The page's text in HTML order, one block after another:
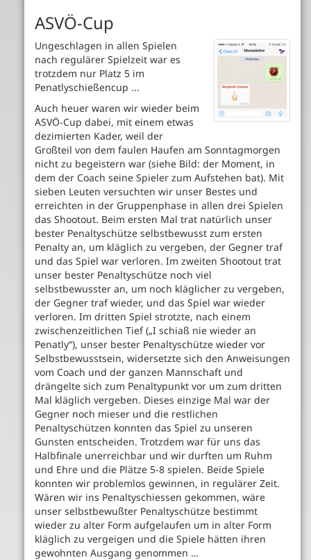
ASVÖ-Cup
Ungeschlagen in allen Spielen
nach regulärer Spielzeit war es
trotzdem nur Platz 5 im
Penatlyschießencup ...
Auch heuer waren wir wieder beim
ASVÖ-Cup dabei, mit einem etwas
dezimierten Kader, weil der
Großteil von dem faulen Haufen am Sonntagmorgen
nicht zu begeistern war (siehe Bild: der Moment, in
dem der Coach seine Spieler zum Aufstehen bat). Mit
sieben Leuten versuchten wir unser Bestes und
erreichten in der Gruppenphase in allen drei Spielen
das Shootout. Beim ersten Mal trat natürlich unser
bester Penaltyschütze selbstbewusst zum ersten
Penalty an, um kläglich zu vergeben, der Gegner traf
und das Spiel war verloren. Im zweiten Shootout trat
unser bester Penaltyschütze noch viel
selbstbewusster an, um noch kläglicher zu vergeben,
der Gegner traf wieder, und das Spiel war wieder
verloren. Im dritten Spiel strotzte, nach einem
zwischenzeitlichen Tief („I schiaß nie wieder an
Penatly“), unser bester Penaltyschütze wieder vor
Selbstbewusstsein, widersetzte sich den Anweisungen
vom Coach und der ganzen Mannschaft und
drängelte sich zum Penaltypunkt vor um zum dritten
Mal kläglich vergeben. Dieses einzige Mal war der
Gegner noch mieser und die restlichen
Penaltyschützen konnten das Spiel zu unseren
Gunsten entscheiden. Trotzdem war für uns das
Halbfinale unerreichbar und wir durften um Ruhm
und Ehre und die Plätze 5-8 spielen. Beide Spiele
konnten wir problemlos gewinnen, in regulärer Zeit.
Wären wir ins Penaltyschiessen gekommen, wäre
unser selbstbewußter Penaltyschütze bestimmt
wieder zu alter Form aufgelaufen um in alter Form
kläglich zu vergeigen und die Spiele hätten ihren
gewohnten Ausgang genommen …